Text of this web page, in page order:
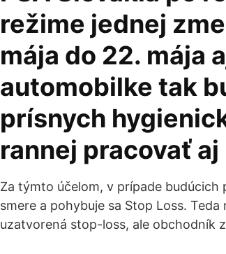
režime jednej
mája do 22. mája
automobilke tak
prísnych
rannej pracovať
Za týmto účelom, v prípade
smere a pohybuje sa Stop Loss.
uzatvorená stop-loss, ale obchodník